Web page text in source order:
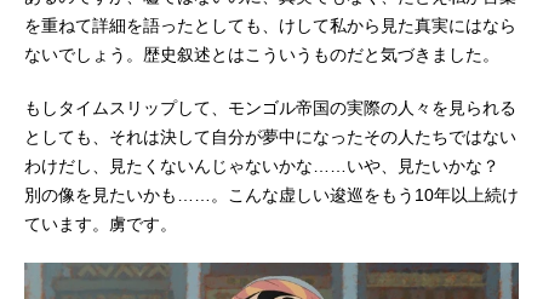
を重ねて詳細を語ったとしても、けして私から見た真実にはなら
ないでしょう。歴史叙述とはこういうものだと気づきました。
もしタイムスリップして、モンゴル帝国の実際の人々を見られる
としても、それは決して自分が夢中になったその人たちではない
わけだし、見たくないんじゃないかな……いや、見たいかな？
別の像を見たいかも……。こんな虚しい逡巡をもう10年以上続け
ています。虜です。